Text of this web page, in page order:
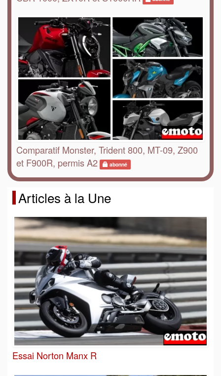
Comparatif Monster, Trident 800, MT-09, Z900
et F900R, permis A2
abonné
Articles à la Une
Essai Norton Manx R